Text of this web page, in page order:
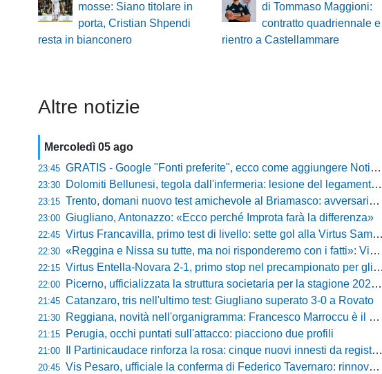
mosse: Siano titolare in
porta, Cristian Shpendi
resta in bianconero
di Tommaso Maggioni:
contratto quadriennale e
rientro a Castellammare
Altre notizie
Mercoledì 05 ago
23:45 GRATIS - Google "Fonti preferite", ecco come aggiungere NotiziarioCalcio alle tue notizie
23:30 Dolomiti Bellunesi, tegola dall'infermeria: lesione del legamento crociato per Nicola Masut
23:15 Trento, domani nuovo test amichevole al Briamasco: avversaria la Roma Under 20
23:00 Giugliano, Antonazzo: «Ecco perché Improta farà la differenza»
22:45 Virtus Francavilla, primo test di livello: sette gol alla Virtus Sammarco e colpo in difesa
22:30 «Reggina e Nissa su tutte, ma noi risponderemo con i fatti»: Vibonese, parla il ds Maglia
22:15 Virtus Entella-Novara 2-1, primo stop nel precampionato per gli azzurri: Forte ribalta Lartey nel finale
22:00 Picerno, ufficializzata la struttura societaria per la stagione 2026-2027
21:45 Catanzaro, tris nell'ultimo test: Giugliano superato 3-0 a Rovato
21:30 Reggiana, novità nell'organigramma: Francesco Marroccu è il nuovo DG dell'Area Tecnica
21:15 Perugia, occhi puntati sull'attacco: piacciono due profili
21:00 Il Partinicaudace rinforza la rosa: cinque nuovi innesti da registrare
20:45 Vis Pesaro, ufficiale la conferma di Federico Tavernaro: rinnovato il prestito dal Venezia